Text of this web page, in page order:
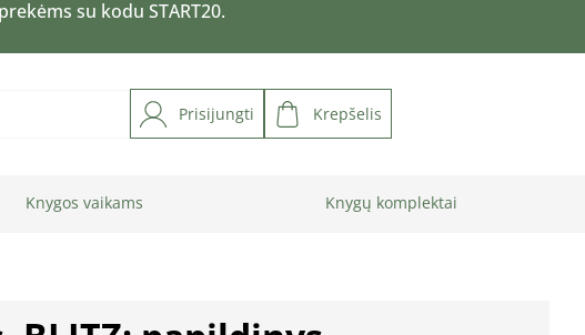
su kodu START20.
Prisijungti Krepšelis
Knygos vaikams Knygų komplektai